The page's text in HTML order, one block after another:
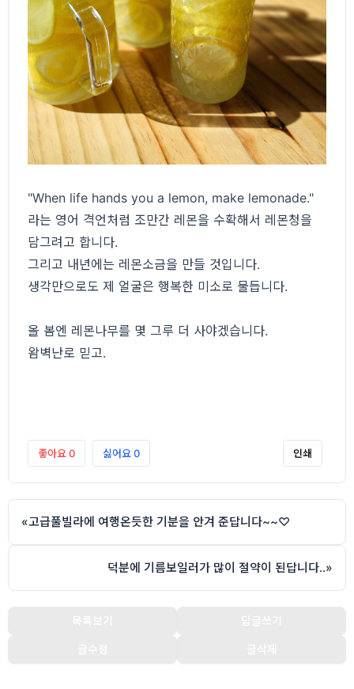
"When life hands you a lemon, make lemonade."
라는 영어 격언처럼 조만간 레몬을 수확해서 레몬청을
담그려고 합니다.
그리고 내년에는 레몬소금을 만들 것입니다.
생각만으로도 제 얼굴은 행복한 미소로 물듭니다.
올 봄엔 레몬나무를 몇 그루 더 사야겠습니다.
왐벽난로 믿고.
좋아요0 싫어요0 인쇄
«고급풀빌라에 여행온듯한 기분을 안겨 준답니다~~♡
덕분에 기름보일러가 많이 절약이 된답니다..»